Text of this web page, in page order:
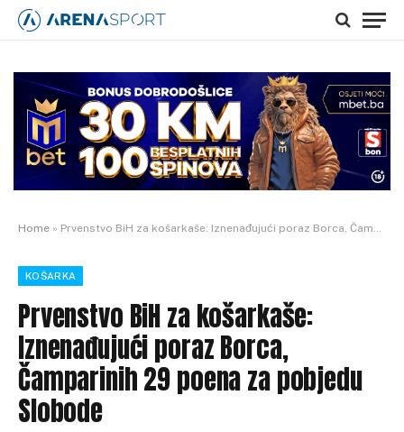
Home » Prvenstvo BiH za košarkaše: Iznenađujući poraz Borca, Čamparinih 29 poena za pobjedu Slobode
KOŠARKA
Prvenstvo BiH za košarkaše:
Iznenađujući poraz Borca,
Čamparinih 29 poena za pobjedu
Slobode